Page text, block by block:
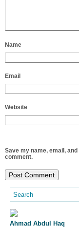
Name
Email
Website
Save my name, email,
comment.
Ahmad Abdul Haq